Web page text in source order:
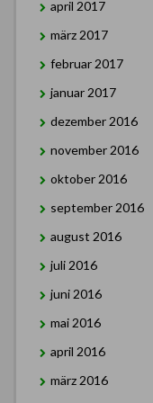
april 2017
märz 2017
februar 2017
januar 2017
dezember 2016
november 2016
oktober 2016
september 2016
august 2016
juli 2016
juni 2016
mai 2016
april 2016
märz 2016